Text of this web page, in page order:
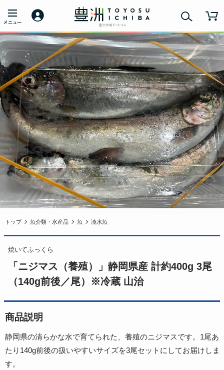
トップ 魚介類・水産品 魚 淡水魚
焼いてふっくら
「ニジマス（養殖）」静岡県産 計約400g 3尾
（140g前後／尾）※冷蔵 山治
商品説明
静岡県の清らかな水で育てられた、養殖のニジマスです。1尾あ
たり140g前後の扱いやすいサイズを3尾セットにしてお届けしま
す。